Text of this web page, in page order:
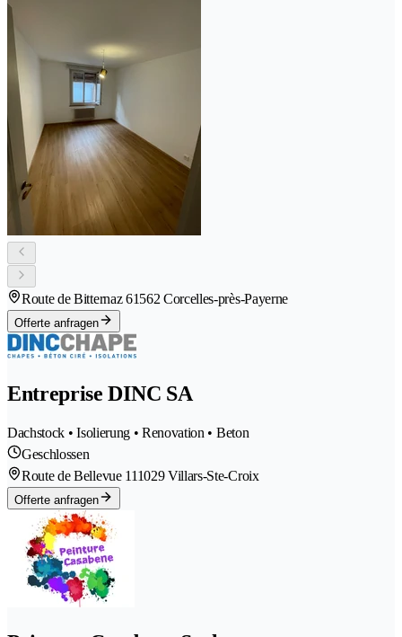
Route de Bitternaz 61562 Corcelles-près-Payerne
Offerte anfragen
Entreprise DINC SA
Dachstock • Isolierung • Renovation • Beton
Geschlossen
Route de Bellevue 111029 Villars-Ste-Croix
Offerte anfragen